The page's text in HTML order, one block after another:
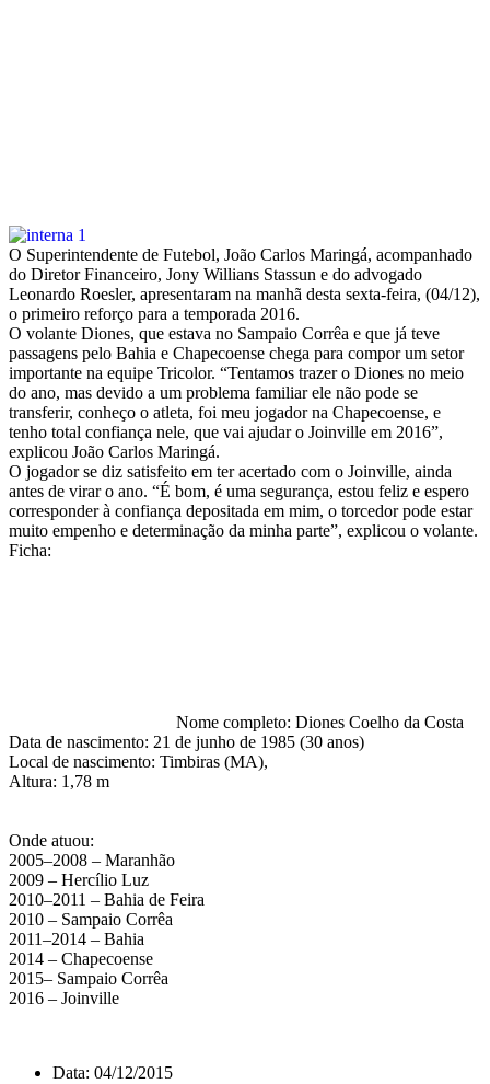
O Superintendente de Futebol, João Carlos Maringá, acompanhado
do Diretor Financeiro, Jony Willians Stassun e do advogado
Leonardo Roesler, apresentaram na manhã desta sexta-feira, (04/12),
o primeiro reforço para a temporada 2016.
O volante Diones, que estava no Sampaio Corrêa e que já teve
passagens pelo Bahia e Chapecoense chega para compor um setor
importante na equipe Tricolor. “Tentamos trazer o Diones no meio
do ano, mas devido a um problema familiar ele não pode se
transferir, conheço o atleta, foi meu jogador na Chapecoense, e
tenho total confiança nele, que vai ajudar o Joinville em 2016”,
explicou João Carlos Maringá.
O jogador se diz satisfeito em ter acertado com o Joinville, ainda
antes de virar o ano. “É bom, é uma segurança, estou feliz e espero
corresponder à confiança depositada em mim, o torcedor pode estar
muito empenho e determinação da minha parte”, explicou o volante.
Ficha:
Nome completo: Diones Coelho da Costa
Data de nascimento: 21 de junho de 1985 (30 anos)
Local de nascimento: Timbiras (MA),
Altura: 1,78 m
Onde atuou:
2005–2008 – Maranhão
2009 – Hercílio Luz
2010–2011 – Bahia de Feira
2010 – Sampaio Corrêa
2011–2014 – Bahia
2014 – Chapecoense
2015– Sampaio Corrêa
2016 – Joinville
Data: 04/12/2015